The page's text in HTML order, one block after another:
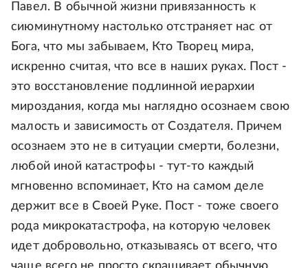
Павел. В обычной жизни привязанность к
сиюминутному настолько отстраняет нас от
Бога, что мы забываем, Кто Творец мира,
искренно считая, что все в наших руках. Пост -
это восстановление подлинной иерархии
мироздания, когда мы наглядно осознаем свою
малость и зависимость от Создателя. Причем
осознаем это не в ситуации смерти, болезни,
любой иной катастрофы - тут-то каждый
мгновенно вспоминает, Кто на самом деле
держит все в Своей Руке. Пост - тоже своего
рода микрокатастрофа, на которую человек
идет добровольно, отказываясь от всего, что